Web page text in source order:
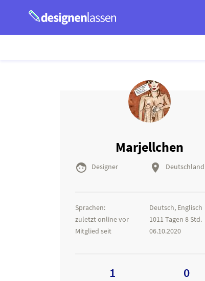
Marjellchen
 Designer  Deutschland
Sprachen:
Deutsch, Englisch
zuletzt online vor
1011 Tagen 8 Std.
Mitglied seit
06.10.2020
1 0